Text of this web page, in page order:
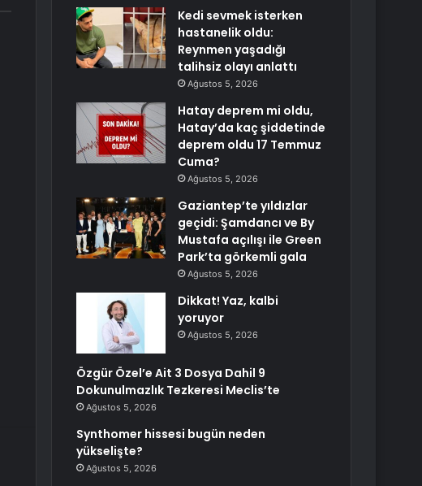
Kedi sevmek isterken
hastanelik oldu:
Reynmen yaşadığı
talihsiz olayı anlattı
Ağustos 5, 2026
Hatay deprem mi oldu,
Hatay’da kaç şiddetinde
deprem oldu 17 Temmuz
Cuma?
Ağustos 5, 2026
Gaziantep’te yıldızlar
geçidi: Şamdancı ve By
Mustafa açılışı ile Green
Park’ta görkemli gala
Ağustos 5, 2026
Dikkat! Yaz, kalbi
yoruyor
Ağustos 5, 2026
Özgür Özel’e Ait 3 Dosya Dahil 9
Dokunulmazlık Tezkeresi Meclis’te
Ağustos 5, 2026
Synthomer hissesi bugün neden
yükselişte?
Ağustos 5, 2026